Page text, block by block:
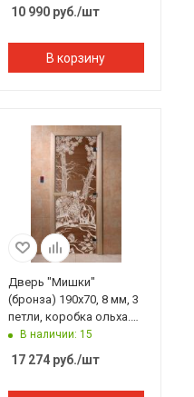
10 990руб./шт
В корзину
Дверь "Мишки"
(бронза) 190х70, 8 мм, 3
петли, коробка ольха.
Банный Эксперт
В наличии: 15
17 274руб./шт